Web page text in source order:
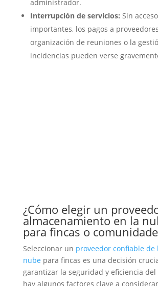
administrador.
Interrupción de servicios: Sin
importantes, los pagos a
organización de reuniones o la
incidencias pueden verse
¿Cómo elegir un
almacenamiento en la
para fincas o
Seleccionar un proveedor confiable de
nube para fincas es una decisión
garantizar la seguridad y eficiencia
hay algunos factores clave a considerar